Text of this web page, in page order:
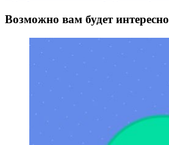
Возможно вам будет интересно